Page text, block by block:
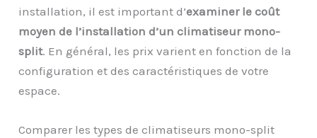
installation, il est important d’examiner le coût
moyen de l’installation d’un climatiseur mono-
split. En général, les prix varient en fonction de la
configuration et des caractéristiques de votre
espace.
Comparer les types de climatiseurs mono-split